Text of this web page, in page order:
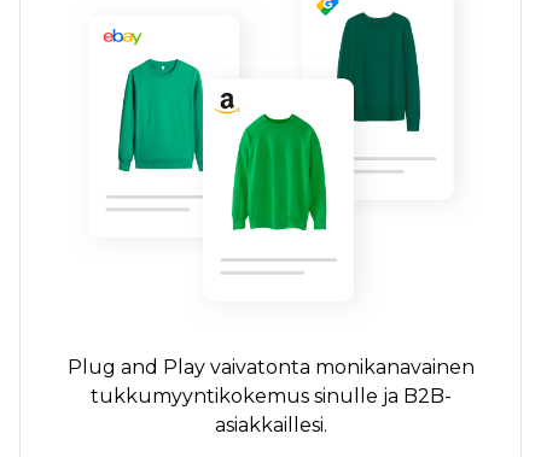
Plug and Play vaivatonta monikanavainen
tukkumyyntikokemus sinulle ja B2B-
asiakkaillesi.